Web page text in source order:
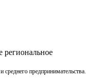
предпринимательства.